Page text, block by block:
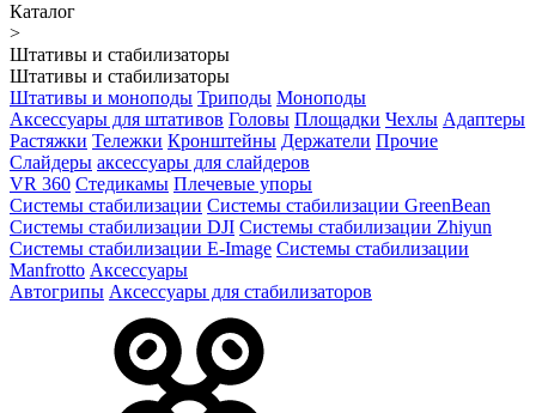
Каталог
>
Штативы и стабилизаторы
Штативы и стабилизаторы
Штативы и моноподы Триподы Моноподы
Аксессуары для штативов Головы Площадки Чехлы Адаптеры
Растяжки Тележки Кронштейны Держатели Прочие
Слайдеры аксессуары для слайдеров
VR 360 Стедикамы Плечевые упоры
Системы стабилизации Системы стабилизации GreenBean
Системы стабилизации DJI Системы стабилизации Zhiyun
Системы стабилизации E-Image Системы стабилизации
Manfrotto Аксессуары
Автогрипы Аксессуары для стабилизаторов